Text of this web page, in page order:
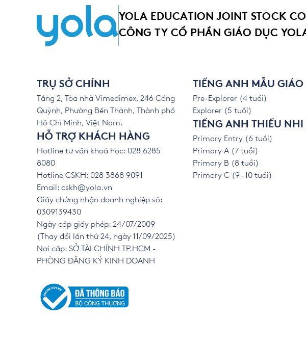
YOLA EDUCATION JOINT STOCK
CÔNG TY CỔ PHẦN GIÁO DỤC
TRỤ SỞ CHÍNH
Tầng 2, Tòa nhà Vimedimex, 246 Cống
Quỳnh, Phường Bến Thành, Thành phố
Hồ Chí Minh, Việt Nam.
HỖ TRỢ KHÁCH HÀNG
Hotline tư vấn khoá học: 028 6285
8080
Hotline CSKH: 028 3868 9091
Email: cskh@yola.vn
Giấy chứng nhận doanh nghiệp số:
0309139430
Ngày cấp giấy phép: 24/07/2009
(Thay đổi lần thứ 24, ngày 11/09/2025)
Nơi cấp: SỞ TÀI CHÍNH TP.HCM -
PHÒNG ĐĂNG KÝ KINH DOANH
TIẾNG ANH MẪU GIÁO
Pre-Explorer (4 tuổi)
Explorer (5 tuổi)
TIẾNG ANH THIẾU NHI
Primary Entry (6 tuổi)
Primary A (7 tuổi)
Primary B (8 tuổi)
Primary C (9 – 10 tuổi)